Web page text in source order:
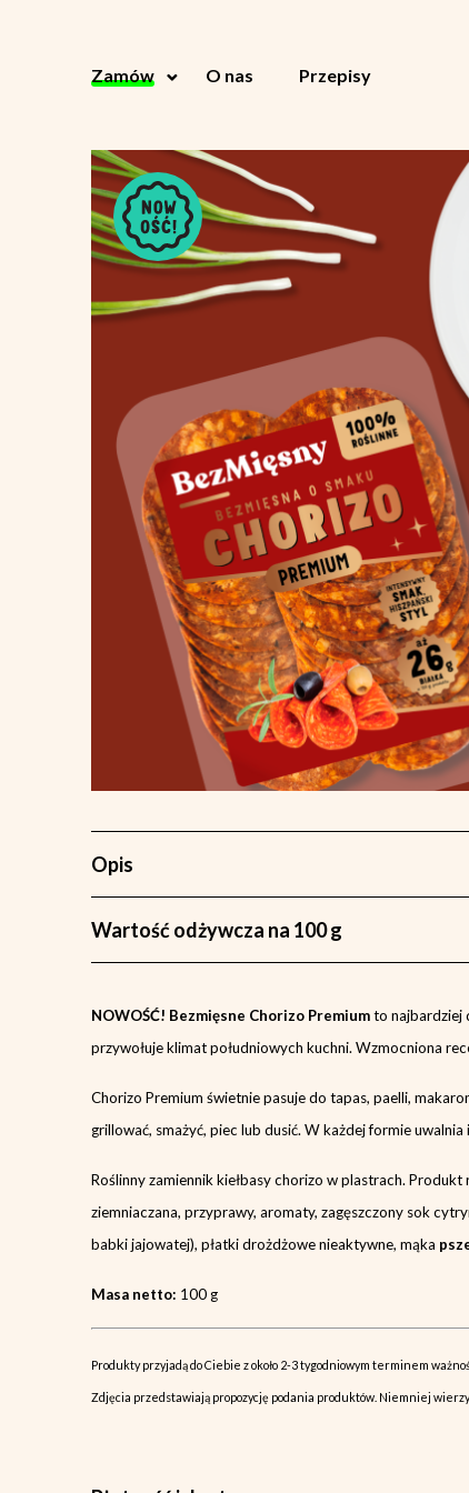
Zamów O nas Przepisy
Opis
Wartość odżywcza na 100 g
NOWOŚĆ! Bezmięsne Chorizo Premiumto najbardziej
przywołuje klimat południowych kuchni. Wzmocniona
Chorizo Premium świetnie pasuje do tapas, paelli,
grillować, smażyć, piec lub dusić. W każdej formie
Roślinny zamiennik kiełbasy chorizo w plastrach. Produkt
ziemniaczana, przyprawy, aromaty, zagęszczony sok
babki jajowatej), płatki drożdżowe nieaktywne, mąka
Masa netto: 100 g
Produkty przyjadą do Ciebie z około 2-3 tygodniowym terminem
Zdjęcia przedstawiają propozycję podania produktów. Niemniej